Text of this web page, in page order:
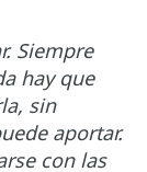
Siempre
hay que
sin
aportar.
con las